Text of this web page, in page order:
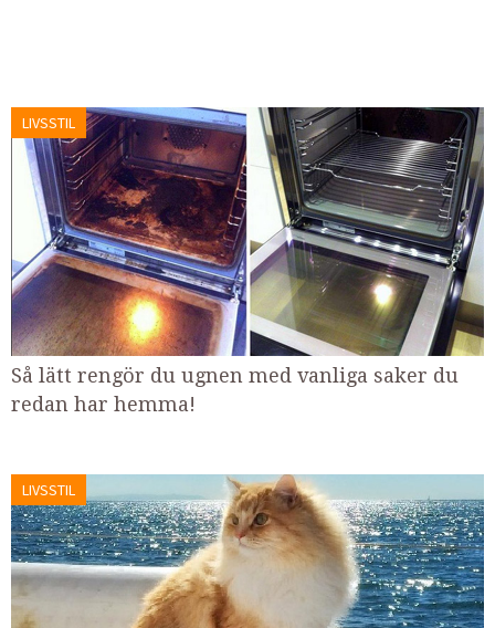
LIVSSTIL
Så lätt rengör du ugnen med vanliga saker du
redan har hemma!
LIVSSTIL